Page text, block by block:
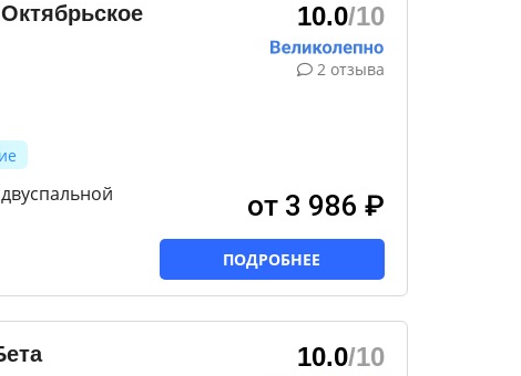
10.0/10
2 отзыва
от 3 986 ₽
ПОДРОБНЕЕ
10.0/10